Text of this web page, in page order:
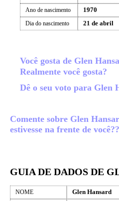
Ano de nascimento 1970
Dia do nascimento 21 de abril
Você gosta de Glen
Realmente você gosta?
Dê o seu voto para Glen
Comente sobre Glen
estivesse na frente de você??
GUIA DE DADOS DE
NOME Glen Hansard